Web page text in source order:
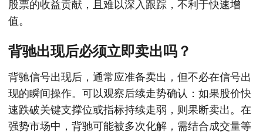
股票的收益贡献，且难以深入跟踪，不利于快速增
值。
背驰出现后必须立即卖出吗？
背驰信号出现后，通常应准备卖出，但不必在信号出
现的瞬间操作。可以观察后续走势确认：如果股价快
速跌破关键支撑位或指标持续走弱，则果断卖出。在
强势市场中，背驰可能被多次化解，需结合成交量等